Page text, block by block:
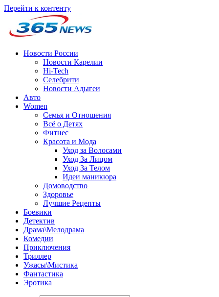
Перейти к контенту
Новости России
Новости Карелии
Hi-Tech
Селебрити
Новости Адыгеи
Авто
Women
Семья и Отношения
Всё о Детях
Фитнес
Красота и Мода
Уход за Волосами
Уход За Лицом
Уход За Телом
Идеи маникюра
Домоводство
Здоровье
Лучшие Рецепты
Боевики
Детектив
Драма\Мелодрама
Комедии
Приключения
Триллер
Ужасы\Мистика
Фантастика
Эротика